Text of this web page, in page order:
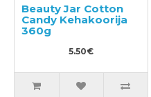
Beauty Jar Cotton
Candy Kehakoorija
360g
5.50€